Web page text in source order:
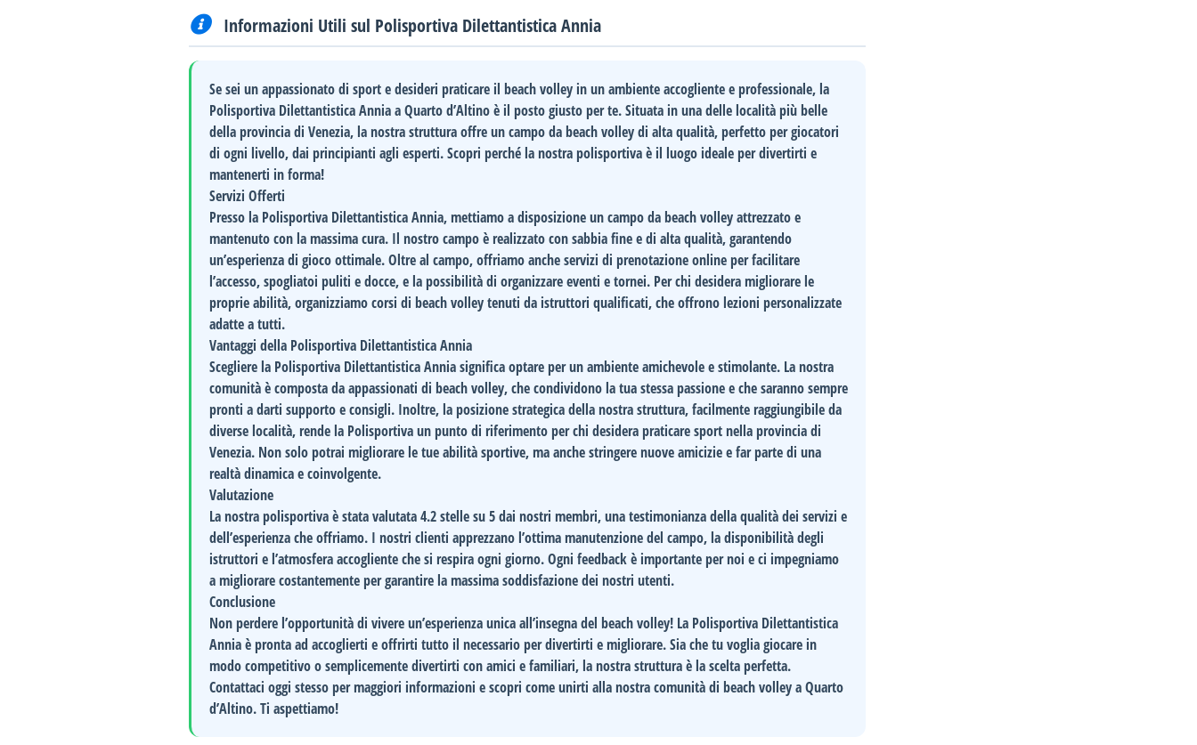
Informazioni Utili sul Polisportiva Dilettantistica Annia
Se sei un appassionato di sport e desideri praticare il beach volley in un ambiente accogliente e professionale, la
Polisportiva Dilettantistica AnniaaQuarto d’Altinoè il posto giusto per te. Situata in una delle località più belle
della provincia diVenezia, la nostra struttura offre un campo da beach volley di alta qualità, perfetto per giocatori
di ogni livello, dai principianti agli esperti. Scopri perché la nostra polisportiva è il luogo ideale per divertirti e
mantenerti in forma!
Servizi Offerti
Presso la Polisportiva Dilettantistica Annia, mettiamo a disposizione un campo da beach volley attrezzato e
mantenuto con la massima cura. Il nostro campo è realizzato con sabbia fine e di alta qualità, garantendo
un’esperienza di gioco ottimale. Oltre al campo, offriamo anche servizi di prenotazione online per facilitare
l’accesso, spogliatoi puliti e docce, e la possibilità di organizzare eventi e tornei. Per chi desidera migliorare le
proprie abilità, organizziamo corsi di beach volley tenuti da istruttori qualificati, che offrono lezioni personalizzate
adatte a tutti.
Vantaggi della Polisportiva Dilettantistica Annia
Scegliere la Polisportiva Dilettantistica Annia significa optare per un ambiente amichevole e stimolante. La nostra
comunità è composta da appassionati di beach volley, che condividono la tua stessa passione e che saranno sempre
pronti a darti supporto e consigli. Inoltre, la posizione strategica della nostra struttura, facilmente raggiungibile da
diverse località, rende la Polisportiva un punto di riferimento per chi desidera praticare sport nella provincia di
Venezia. Non solo potrai migliorare le tue abilità sportive, ma anche stringere nuove amicizie e far parte di una
realtà dinamica e coinvolgente.
Valutazione
La nostra polisportiva è stata valutata4.2 stellesu 5 dai nostri membri, una testimonianza della qualità dei servizi e
dell’esperienza che offriamo. I nostri clienti apprezzano l’ottima manutenzione del campo, la disponibilità degli
istruttori e l’atmosfera accogliente che si respira ogni giorno. Ogni feedback è importante per noi e ci impegniamo
a migliorare costantemente per garantire la massima soddisfazione dei nostri utenti.
Conclusione
Non perdere l’opportunità di vivere un’esperienza unica all’insegna del beach volley! La Polisportiva Dilettantistica
Anniaè pronta ad accoglierti e offrirti tutto il necessario per divertirti e migliorare. Sia che tu voglia giocare in
modo competitivo o semplicemente divertirti con amici e familiari, la nostra struttura è la scelta perfetta.
Contattaci oggi stesso per maggiori informazioni e scopri come unirti alla nostra comunità di beach volley a Quarto
d’Altino. Ti aspettiamo!